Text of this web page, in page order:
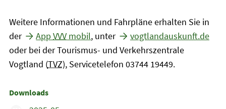
Weitere Informationen und Fahrpläne erhalten Sie in
der
AppVVVmobil, unter
vogtlandauskunft.de
oder bei der Tourismus- und Verkehrszentrale
Vogtland (TVZ), Servicetelefon 03744 19449.
Downloads